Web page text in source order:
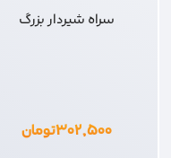
سراه شیردار بزرگ
۳۰۲,۵۰۰تومان